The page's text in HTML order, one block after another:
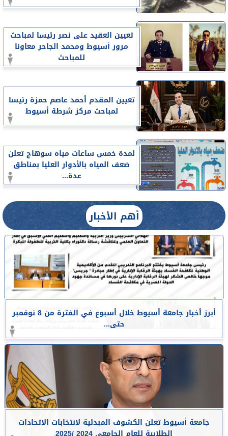
تعيين العقيد على نصر رئيسا لمباحث
مرور أسيوط ومحمد الجاحر معاونا
للمباحث
تعيين المقدم أحمد عاصم حمزة رئيسا
لمباحث مركز شرطة أسيوط
لمدة خمس ساعات مياه سوهاج تعلن
ضعف المياه بالأدوار العليا بمناطق
عدة...
أهم الأخبار
أبرز أخبار جامعة أسيوط خلال أسبوع في الفترة من 8 نوفمبر
حتى...
جامعة أسيوط تعلن الكشوف المبدئية لانتخابات الاتحادات